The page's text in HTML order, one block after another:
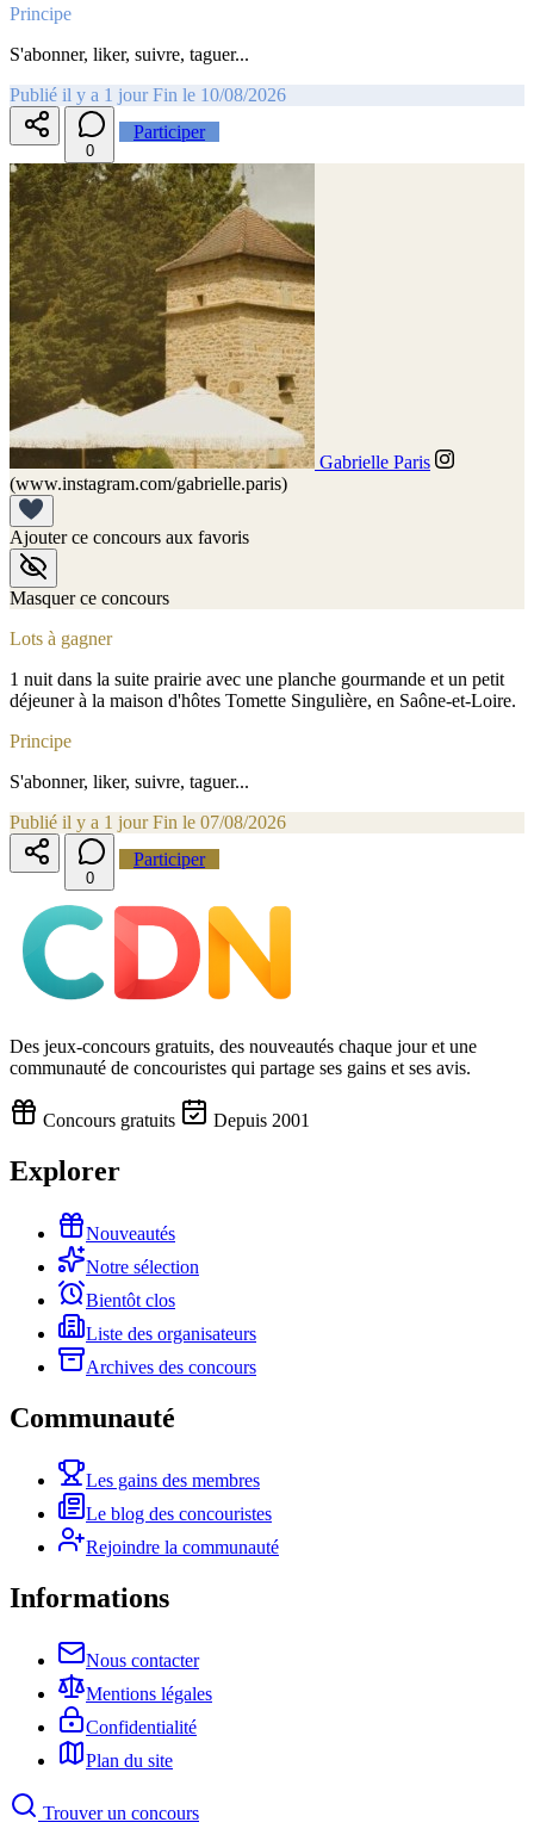
Principe
S'abonner, liker, suivre, taguer...
Publié il y a 1 jour Fin le 10/08/2026
0
Participer
Gabrielle Paris
(www.instagram.com/gabrielle.paris)
Ajouter ce concours aux favoris
Masquer ce concours
Lots à gagner
1 nuit dans la suite prairie avec une planche gourmande et un petit
déjeuner à la maison d'hôtes Tomette Singulière, en Saône-et-Loire.
Principe
S'abonner, liker, suivre, taguer...
Publié il y a 1 jour Fin le 07/08/2026
0
Participer
Des jeux-concours gratuits, des nouveautés chaque jour et une
communauté de concouristes qui partage ses gains et ses avis.
Concours gratuits Depuis 2001
Explorer
Nouveautés
Notre sélection
Bientôt clos
Liste des organisateurs
Archives des concours
Communauté
Les gains des membres
Le blog des concouristes
Rejoindre la communauté
Informations
Nous contacter
Mentions légales
Confidentialité
Plan du site
Trouver un concours